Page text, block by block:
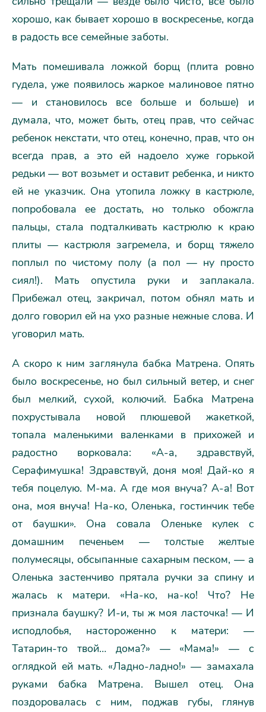
хорошо, как бывает хорошо в воскресенье, когда
в радость все семейные заботы.
Мать помешивала ложкой борщ (плита ровно
гудела, уже появилось жаркое малиновое пятно
— и становилось все больше и больше) и
думала, что, может быть, отец прав, что сейчас
ребенок некстати, что отец, конечно, прав, что он
всегда прав, а это ей надоело хуже горькой
редьки — вот возьмет и оставит ребенка, и никто
ей не указчик. Она утопила ложку в кастрюле,
попробовала ее достать, но только обожгла
пальцы, стала подталкивать кастрюлю к краю
плиты — кастрюля загремела, и борщ тяжело
поплыл по чистому полу (а пол — ну просто
сиял!). Мать опустила руки и заплакала.
Прибежал отец, закричал, потом обнял мать и
долго говорил ей на ухо разные нежные слова. И
уговорил мать.
А скоро к ним заглянула бабка Матрена. Опять
было воскресенье, но был сильный ветер, и снег
был мелкий, сухой, колючий. Бабка Матрена
похрустывала новой плюшевой жакеткой,
топала маленькими валенками в прихожей и
радостно ворковала: «A-а, здравствуй,
Серафимушка! Здравствуй, доня моя! Дай-ко я
тебя поцелую. М-ма. А где моя внуча? A-а! Вот
она, моя внуча! Ha-ко, Оленька, гостинчик тебе
от баушки». Она совала Оленьке кулек с
домашним печеньем — толстые желтые
полумесяцы, обсыпанные сахарным песком, — а
Оленька застенчиво прятала ручки за спину и
жалась к матери. «На-ко, на-ко! Что? Не
признала баушку? И-и, ты ж моя ласточка! — И
исподлобья, настороженно к матери: —
Татарин-то твой… дома?» — «Мама!» — с
оглядкой ей мать. «Ладно-ладно!» — замахала
руками бабка Матрена. Вышел отец. Она
поздоровалась с ним, поджав губы, глянув